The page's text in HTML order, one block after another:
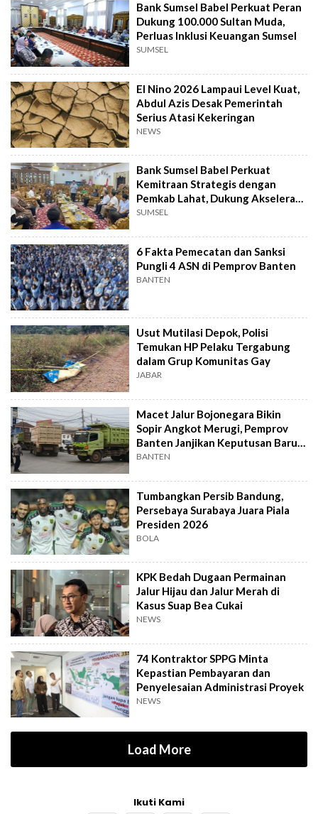
Bank Sumsel Babel Perkuat Peran
Dukung 100.000 Sultan Muda,
Perluas Inklusi Keuangan Sumsel
SUMSEL
El Nino 2026 Lampaui Level Kuat,
Abdul Azis Desak Pemerintah
Serius Atasi Kekeringan
NEWS
Bank Sumsel Babel Perkuat
Kemitraan Strategis dengan
Pemkab Lahat, Dukung Akselerasi
Ekonomi Daerah
SUMSEL
6 Fakta Pemecatan dan Sanksi
Pungli 4 ASN di Pemprov Banten
BANTEN
Usut Mutilasi Depok, Polisi
Temukan HP Pelaku Tergabung
dalam Grup Komunitas Gay
JABAR
Macet Jalur Bojonegara Bikin
Sopir Angkot Merugi, Pemprov
Banten Janjikan Keputusan Baru 4
Hari Lagi
BANTEN
Tumbangkan Persib Bandung,
Persebaya Surabaya Juara Piala
Presiden 2026
BOLA
KPK Bedah Dugaan Permainan
Jalur Hijau dan Jalur Merah di
Kasus Suap Bea Cukai
NEWS
74 Kontraktor SPPG Minta
Kepastian Pembayaran dan
Penyelesaian Administrasi Proyek
NEWS
Load More
Ikuti Kami